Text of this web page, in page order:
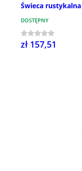
Świeca
DOSTĘPNY
zł 157,51